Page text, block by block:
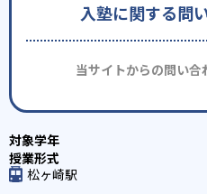
入塾に関する問
当サイトからの問い
松ヶ崎駅